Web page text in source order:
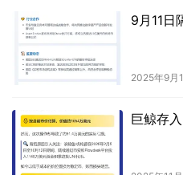
9月11日
2025年9月
巨鲸存